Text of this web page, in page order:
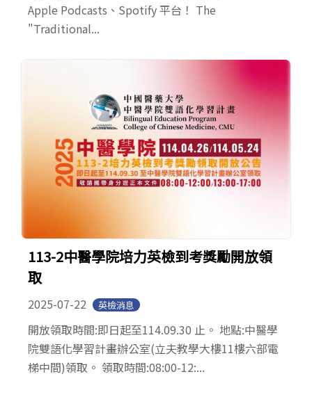
Apple Podcasts、Spotify 平台！ The
"Traditional...
113-2中醫學院培力英檢到考獎勵開放領
取
2025-07-22 英檢消息
開放領取時間:即日起至114.09.30 止。 地點:中醫學
院雙語化學習計畫辦公室(立夫教學大樓11樓六部電
梯中間)領取。 領取時間:08:00-12:...